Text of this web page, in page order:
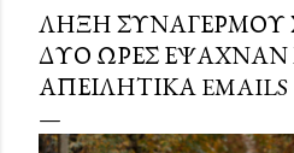
ΛΉΞΗ ΣΥΝΑΓΕΡΜΟΎ
ΔΎΟ ΏΡΕΣ
ΑΠΕΙΛΗΤΙΚΆ EMAILS